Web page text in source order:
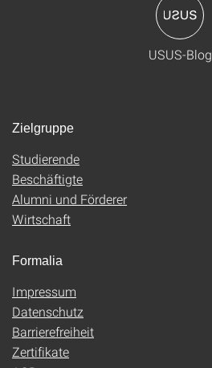
USUS-Blog
Zielgruppe
Studierende
Beschäftigte
Alumni und Förderer
Wirtschaft
Formalia
Impressum
Datenschutz
Barrierefreiheit
Zertifikate